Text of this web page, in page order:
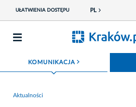
UŁATWIENIA DOSTĘPU PL
KOMUNIKACJA ROZWIŃ MENU
Aktualności